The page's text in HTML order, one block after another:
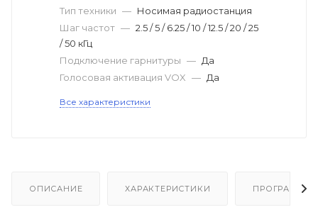
Тип техники — Носимая радиостанция
Шаг частот — 2.5 / 5 / 6.25 / 10 / 12.5 / 20 / 25
/ 50 кГц
Подключение гарнитуры — Да
Голосовая активация VOX — Да
Все характеристики
ОПИСАНИЕ ХАРАКТЕРИСТИКИ ПРОГРАММЫ